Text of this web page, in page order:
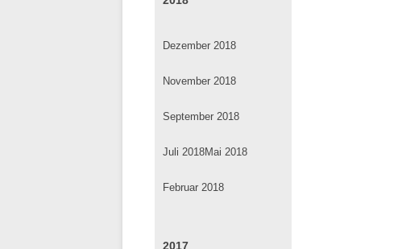
Dezember 2018
November 2018
September 2018
Juli 2018Mai 2018
Februar 2018
2017